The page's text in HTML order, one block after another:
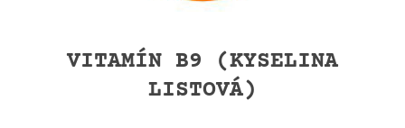
VITAMÍN B9 (KYSELINA
LISTOVÁ)